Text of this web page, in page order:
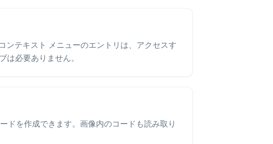
テキスト メニューのエントリは、アクセスす
必要ありません。
ドを作成できます。画像内のコードも読み取り